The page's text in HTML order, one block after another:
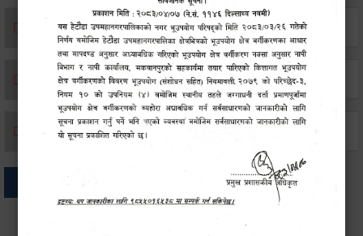
बसाइ-सराई जाने/आउने दर्ता
मृत्यू दर्ता
जन्म दर्ता